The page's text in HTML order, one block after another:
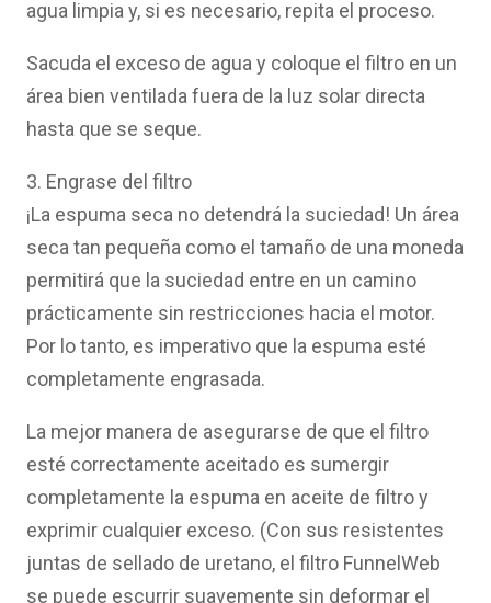
agua limpia y, si es necesario, repita el proceso.
Sacuda el exceso de agua y coloque el filtro en un
área bien ventilada fuera de la luz solar directa
hasta que se seque.
3. Engrase del filtro
¡La espuma seca no detendrá la suciedad! Un área
seca tan pequeña como el tamaño de una moneda
permitirá que la suciedad entre en un camino
prácticamente sin restricciones hacia el motor.
Por lo tanto, es imperativo que la espuma esté
completamente engrasada.
La mejor manera de asegurarse de que el filtro
esté correctamente aceitado es sumergir
completamente la espuma en aceite de filtro y
exprimir cualquier exceso. (Con sus resistentes
juntas de sellado de uretano, el filtro FunnelWeb
se puede escurrir suavemente sin deformar el